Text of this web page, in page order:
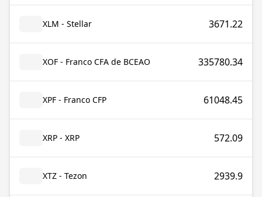
XLM - Stellar 3671.22
XOF - Franco CFA de BCEAO 335780.34
XPF - Franco CFP 61048.45
XRP - XRP 572.09
XTZ - Tezon 2939.9